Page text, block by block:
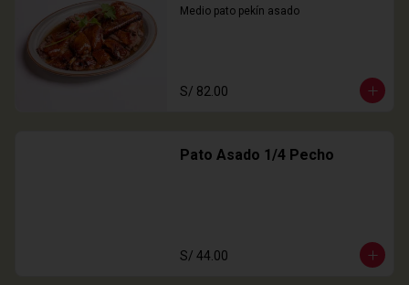
Medio pato pekín asado
S/ 82.00
Pato Asado 1/4 Pecho
S/ 44.00